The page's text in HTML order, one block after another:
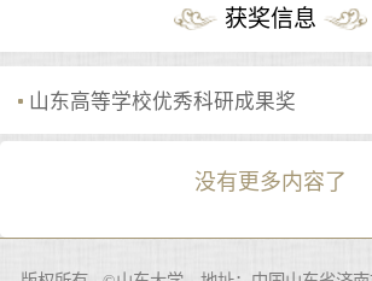
获奖信息
山东高等学校优秀科研成果奖
没有更多内容了